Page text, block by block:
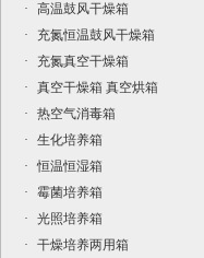
·
高温鼓风干燥箱
·
充氮恒温鼓风干燥箱
·
充氮真空干燥箱
·
真空干燥箱 真空烘箱
·
热空气消毒箱
·
生化培养箱
·
恒温恒湿箱
·
霉菌培养箱
·
光照培养箱
·
干燥培养两用箱